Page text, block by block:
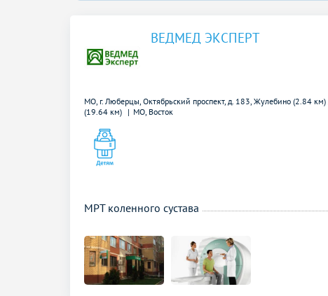
ВЕДМЕД ЭКСПЕРТ
МО, г. Люберцы, Октябрьский проспект, д. 183, Жулебино (2.84 км)
(19.64 км)
МО, Восток
МРТ коленного сустава